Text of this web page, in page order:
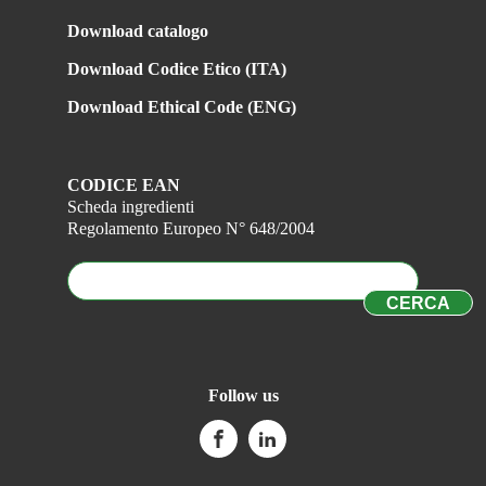
Download catalogo
Download Codice Etico (ITA)
Download Ethical Code (ENG)
CODICE EAN
Scheda ingredienti
Regolamento Europeo N° 648/2004
Follow us